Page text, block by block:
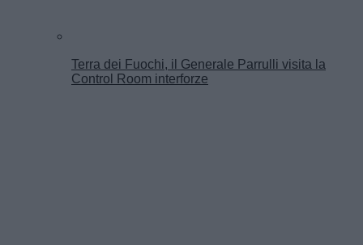
Terra dei Fuochi, il Generale Parrulli visita la
Control Room interforze